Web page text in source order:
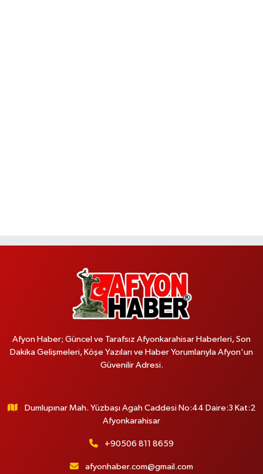
Afyon Haber; Güncel ve Tarafsız Afyonkarahisar Haberleri, Son
Dakika Gelişmeleri, Köşe Yazıları ve Haber Yorumlarıyla Afyon'un
Güvenilir Adresi.
Dumlupınar Mah. Yüzbaşı Agah Caddesi No:44 Daire:3 Kat:2
Afyonkarahisar
+90506 811 8659
afyonhaber.com@gmail.com